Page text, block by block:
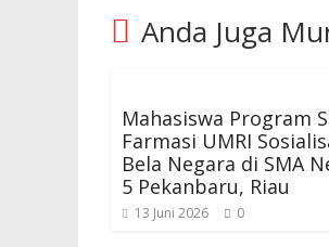
Anda Juga
Mahasiswa Program
Farmasi UMRI
Bela Negara di SMA
5 Pekanbaru, Riau
13 Juni 2026 0